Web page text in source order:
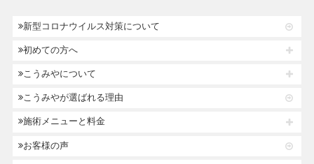
新型コロナウイルス対策について
初めての方へ
こうみやについて
こうみやが選ばれる理由
施術メニューと料金
お客様の声